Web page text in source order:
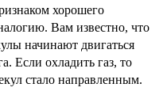
хорошего
Вам известно, что
начинают двигаться
Если охладить газ, то
стало направленным.